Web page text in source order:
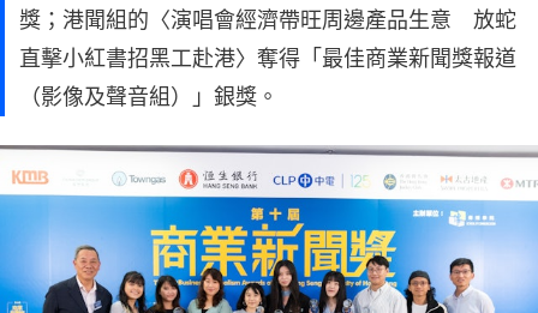
獎；港聞組的〈演唱會經濟帶旺周邊產品生意 放蛇
直擊小紅書招黑工赴港〉奪得「最佳商業新聞獎報道
（影像及聲音組）」銀獎。